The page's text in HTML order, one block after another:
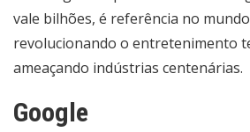
vale bilhões, é referência no
revolucionando o entretenimento
ameaçando indústrias centenárias.
Google